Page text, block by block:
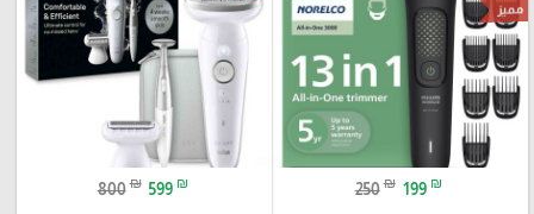
مميز
250 ₪ 199 ₪
800 ₪ 599 ₪